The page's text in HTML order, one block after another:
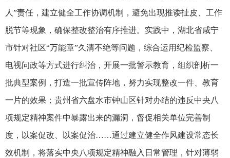
人”责任，建立健全工作协调机制，避免出现推诿扯皮、工作
脱节等现象，确保整改整治有序推进。实践中，湖北省咸宁
市针对社区“万能章”久清不绝等问题，综合运用纪检监察、
电视问政等方式进行纠治，开展一批警示教育，组织剖析一
批典型案例，打造一批宣传阵地，努力实现整改一件、教育
一片的效果；贵州省六盘水市钟山区针对办结的违反中央八
项规定精神案件中暴露出来的漏洞，督促相关单位完善制
度，以案促改、以案促治……通过建立健全作风建设常态长
效机制，将落实中央八项规定精神融入日常管理，针对薄弱